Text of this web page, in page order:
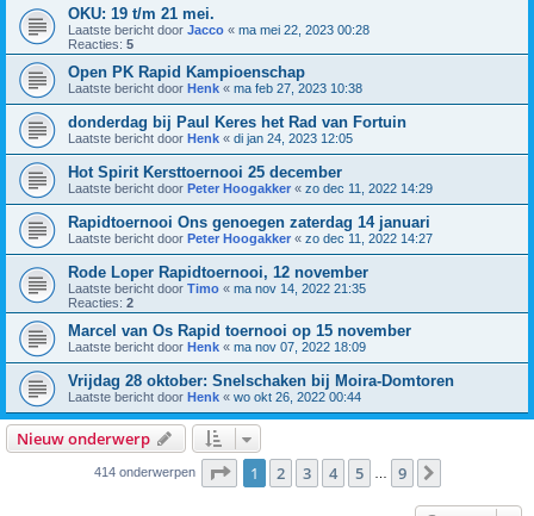
OKU: 19 t/m 21 mei.
Laatste bericht door Jacco « ma mei 22, 2023 00:28
Reacties: 5
Open PK Rapid Kampioenschap
Laatste bericht door Henk « ma feb 27, 2023 10:38
donderdag bij Paul Keres het Rad van Fortuin
Laatste bericht door Henk « di jan 24, 2023 12:05
Hot Spirit Kersttoernooi 25 december
Laatste bericht door Peter Hoogakker « zo dec 11, 2022 14:29
Rapidtoernooi Ons genoegen zaterdag 14 januari
Laatste bericht door Peter Hoogakker « zo dec 11, 2022 14:27
Rode Loper Rapidtoernooi, 12 november
Laatste bericht door Timo « ma nov 14, 2022 21:35
Reacties: 2
Marcel van Os Rapid toernooi op 15 november
Laatste bericht door Henk « ma nov 07, 2022 18:09
Vrijdag 28 oktober: Snelschaken bij Moira-Domtoren
Laatste bericht door Henk « wo okt 26, 2022 00:44
Nieuw onderwerp
414 onderwerpen Pagina van 9
1 2 3 4 5 9